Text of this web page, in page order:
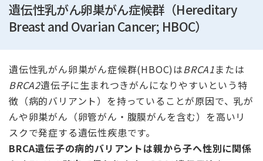
遺伝性乳がん卵巣がん症候群（Hereditary
Breast and Ovarian Cancer; HBOC）
遺伝性乳がん卵巣がん症候群(HBOC)はBRCA1または
BRCA2遺伝子に生まれつきがんになりやすいという特
徴（病的バリアント）を持っていることが原因で、乳が
んや卵巣がん（卵管がん・腹膜がんを含む）を高いリ
スクで発症する遺伝性疾患です。
BRCA遺伝子の病的バリアントは親から子へ性別に関係